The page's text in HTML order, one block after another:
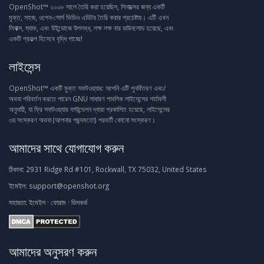
OpenShot™ ২০০৮ সালে তৈরি করা হয়েছিল, লিনাক্সের জন্য একটি
মুক্ত, সহজ, ওপেন-সোর্স ভিডিও এডিটর তৈরি করার প্রচেষ্টায়। এটি এখন
লিনাক্স, ম্যাক, এবং উইন্ডোজে উপলব্ধ, লক্ষ লক্ষ বার ডাউনলোড হয়েছে, এবং
একটি প্রকল্প হিসেবে বৃদ্ধি পাচ্ছে!
লাইসেন্স
OpenShot™ একটি মুক্ত সফটওয়্যার: আপনি এটি পুনর্বিতরণ এবং/
অথবা পরিবর্তন করতে পারেন GNU সাধারণ পাবলিক লাইসেন্সের শর্তাবলী
অনুযায়ী, যা ফ্রি সফটওয়্যার ফাউন্ডেশন দ্বারা প্রকাশিত হয়েছে, লাইসেন্সের
৩য় সংস্করণ অথবা (আপনার পছন্দমতো) পরবর্তী কোনো সংস্করণ।
আমাদের সাথে যোগাযোগ করুন
ঠিকানা: 2931 Ridge Rd #101, Rockwall, TX 75032, United States
ইমেইল: support@openshot.org
সহায়তা: ইমেইল · ফোরাম · ডিসকর্ড
আমাদের অনুসরণ করুন